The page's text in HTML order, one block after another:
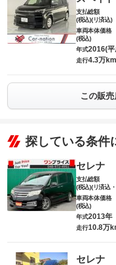
支払総額
(税込)(リ済込)
車両本体価格
(税込)
年式2016(
走行4.3万km
この販
探している条件
セレナ
支払総額
(税込)(リ済込
車両本体価格
(税込)
年式2013年
走行10.8万
セレナ